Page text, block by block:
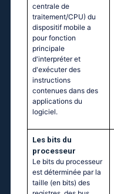
centrale de
traitement/CPU) du
dispositif mobile a
pour fonction
principale
d'interpréter et
d'exécuter des
instructions
contenues dans des
applications du
logiciel.
Les bits du
processeur
Le bits du processeur
est déterminée par la
taille (en bits) des